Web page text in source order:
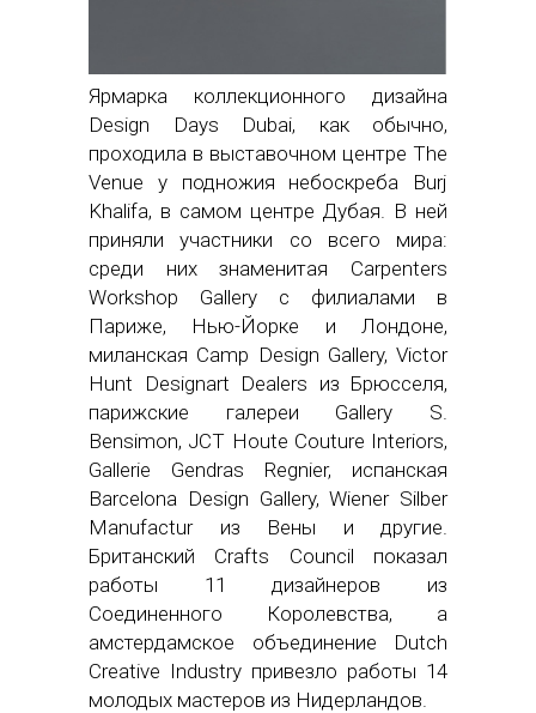
Ярмарка коллекционного дизайна
Design Days Dubai, как обычно,
проходила в выставочном центре The
Venue у подножия небоскреба Burj
Khalifa, в самом центре Дубая. В ней
приняли участники со всего мира:
среди них знаменитая Carpenters
Workshop Gallery c филиалами в
Париже, Нью-Йорке и Лондоне,
миланская Camp Design Gallery, Victor
Hunt Designart Dealers из Брюсселя,
парижские галереи Gallery S.
Bensimon, JCT Houte Couture Interiors,
Gallerie Gendras Regnier, испанская
Barcelona Design Gallery, Wiener Silber
Manufactur из Вены и другие.
Британский Crafts Council показал
работы 11 дизайнеров из
Соединенного Королевства, а
амстердамское объединение Dutch
Creative Industry привезло работы 14
молодых мастеров из Нидерландов.